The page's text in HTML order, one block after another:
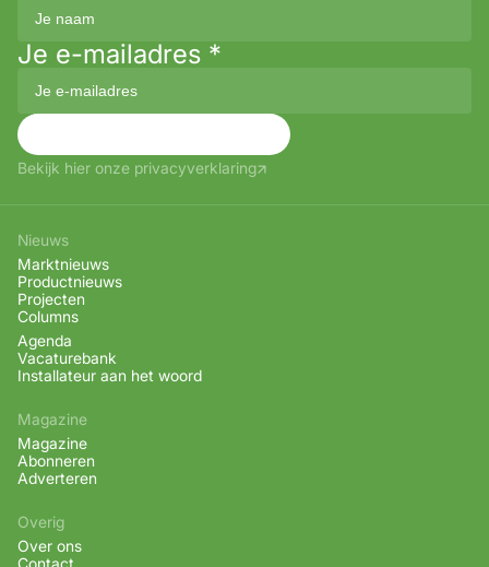
Je e-mailadres *
Bekijk hier onze privacyverklaring
Nieuws
Marktnieuws
Productnieuws
Projecten
Columns
Agenda
Vacaturebank
Installateur aan het woord
Magazine
Magazine
Abonneren
Adverteren
Overig
Over ons